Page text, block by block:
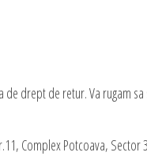
drept de retur. Va rugam
Complex Potcoava, Sector